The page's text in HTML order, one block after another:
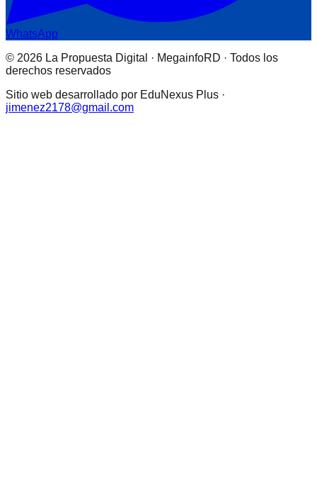
WhatsApp
© 2026 La Propuesta Digital · MegainfoRD · Todos los
derechos reservados
Sitio web desarrollado por EduNexus Plus ·
jimenez2178@gmail.com